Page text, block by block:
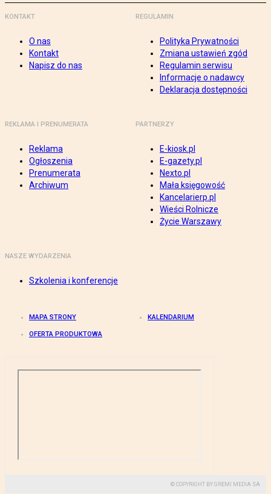
KONTAKT
O nas
Kontakt
Napisz do nas
REGULAMIN
Polityka Prywatności
Zmiana ustawień zgód
Regulamin serwisu
Informacje o nadawcy
Deklaracja dostępności
REKLAMA I PRENUMERATA
Reklama
Ogłoszenia
Prenumerata
Archiwum
PARTNERZY
E-kiosk.pl
E-gazety.pl
Nexto.pl
Mała księgowość
Kancelarierp.pl
Wieści Rolnicze
Życie Warszawy
NASZE WYDARZENIA
Szkolenia i konferencje
MAPA STRONY KALENDARIUM
OFERTA PRODUKTOWA
© COPYRIGHT BY GREMI MEDIA SA